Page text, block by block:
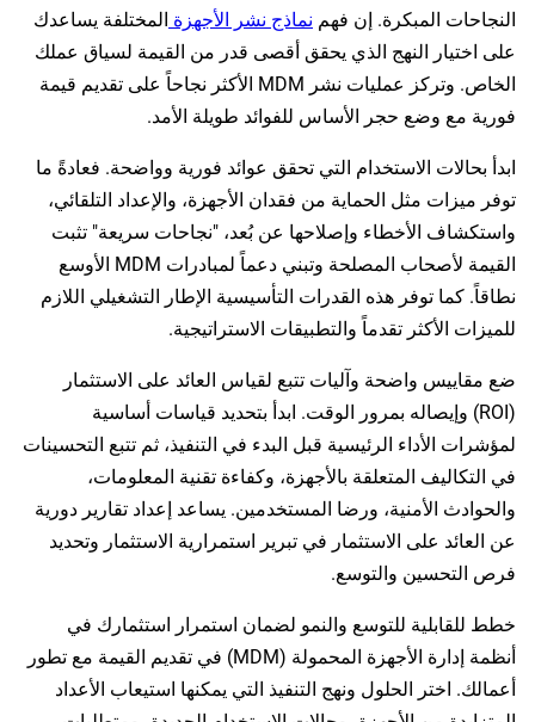
النجاحات المبكرة. إن فهم نماذج نشر الأجهزة المختلفة يساعدك
على اختيار النهج الذي يحقق أقصى قدر من القيمة لسياق عملك
الخاص. وتركز عمليات نشر MDM الأكثر نجاحاً على تقديم قيمة
فورية مع وضع حجر الأساس للفوائد طويلة الأمد.
ابدأ بحالات الاستخدام التي تحقق عوائد فورية وواضحة. فعادةً ما
توفر ميزات مثل الحماية من فقدان الأجهزة، والإعداد التلقائي،
واستكشاف الأخطاء وإصلاحها عن بُعد، "نجاحات سريعة" تثبت
القيمة لأصحاب المصلحة وتبني دعماً لمبادرات MDM الأوسع
نطاقاً. كما توفر هذه القدرات التأسيسية الإطار التشغيلي اللازم
للميزات الأكثر تقدماً والتطبيقات الاستراتيجية.
ضع مقاييس واضحة وآليات تتبع لقياس العائد على الاستثمار
(ROI) وإيصاله بمرور الوقت. ابدأ بتحديد قياسات أساسية
لمؤشرات الأداء الرئيسية قبل البدء في التنفيذ، ثم تتبع التحسينات
في التكاليف المتعلقة بالأجهزة، وكفاءة تقنية المعلومات،
والحوادث الأمنية، ورضا المستخدمين. يساعد إعداد تقارير دورية
عن العائد على الاستثمار في تبرير استمرارية الاستثمار وتحديد
فرص التحسين والتوسع.
خطط للقابلية للتوسع والنمو لضمان استمرار استثمارك في
أنظمة إدارة الأجهزة المحمولة (MDM) في تقديم القيمة مع تطور
أعمالك. اختر الحلول ونهج التنفيذ التي يمكنها استيعاب الأعداد